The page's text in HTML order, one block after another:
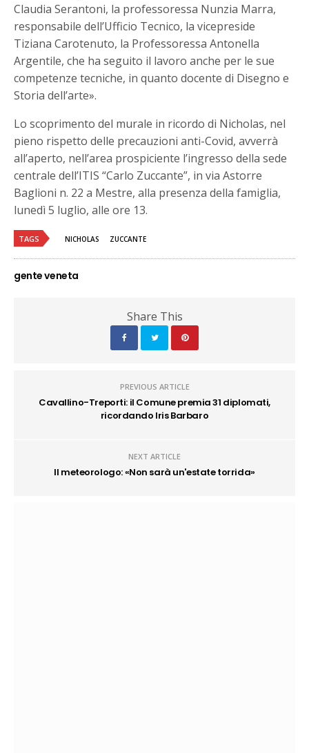
Claudia Serantoni, la professoressa Nunzia Marra,
responsabile dell’Ufficio Tecnico, la vicepreside
Tiziana Carotenuto, la Professoressa Antonella
Argentile, che ha seguito il lavoro anche per le sue
competenze tecniche, in quanto docente di Disegno e
Storia dell’arte».
Lo scoprimento del murale in ricordo di Nicholas, nel
pieno rispetto delle precauzioni anti-Covid, avverrà
all’aperto, nell’area prospiciente l’ingresso della sede
centrale dell’ITIS “Carlo Zuccante”, in via Astorre
Baglioni n. 22 a Mestre, alla presenza della famiglia,
lunedì 5 luglio, alle ore 13.
TAGS NICHOLAS ZUCCANTE
gente veneta
Share This
PREVIOUS ARTICLE
Cavallino-Treporti: il Comune premia 31 diplomati,
ricordando Iris Barbaro
NEXT ARTICLE
Il meteorologo: «Non sarà un'estate torrida»